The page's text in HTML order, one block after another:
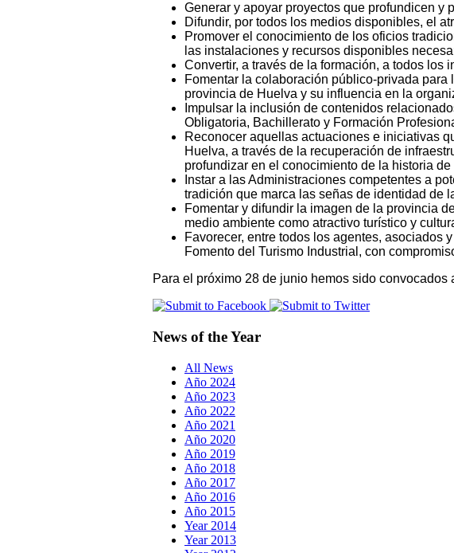
Generar y apoyar proyectos que profundicen
Difundir, por todos los medios disponibles, el
Promover el conocimiento de los oficios
las instalaciones y recursos disponibles
Convertir, a través de la formación, a todos los
Fomentar la colaboración público-privada
provincia de Huelva y su influencia en la
Impulsar la inclusión de contenidos
Obligatoria, Bachillerato y Formación
Reconocer aquellas actuaciones e iniciativas
Huelva, a través de la recuperación de
profundizar en el conocimiento de la historia de
Instar a las Administraciones competentes a
tradición que marca las señas de identidad de
Fomentar y difundir la imagen de la provincia
medio ambiente como atractivo turístico y
Favorecer, entre todos los agentes, asociados
Fomento del Turismo Industrial, con
Para el próximo 28 de junio hemos sido
News of the Year
All News
Año 2024
Año 2023
Año 2022
Año 2021
Año 2020
Año 2019
Año 2018
Año 2017
Año 2016
Año 2015
Year 2014
Year 2013